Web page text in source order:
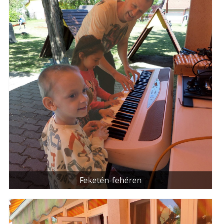
Feketén-fehéren